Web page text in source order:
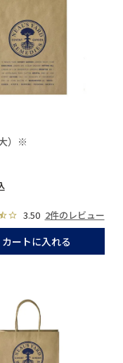
）※
3.50 2件のレビュー
カートに入れる